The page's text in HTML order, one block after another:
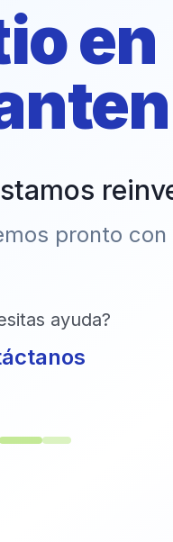
en
pronto
ayuda?